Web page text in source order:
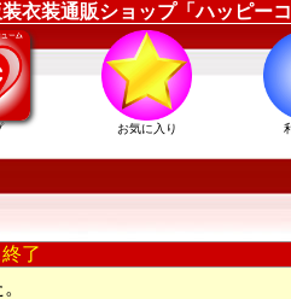
衣装通販ショップ「ハッピーコ
お気に入り
了